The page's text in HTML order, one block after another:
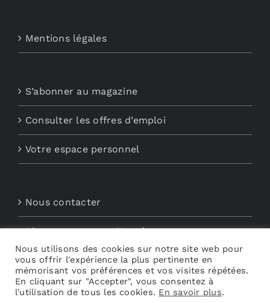
Mentions légales
S’abonner au magazine
Consulter les offres d’emploi
Votre espace personnel
Nous contacter
Abonnements aux Newsletters
Découvrez My Audio
Nous utilisons des cookies sur notre site web pour
vous offrir l'expérience la plus pertinente en
mémorisant vos préférences et vos visites répétées.
En cliquant sur "Accepter", vous consentez à
l'utilisation de tous les cookies. En savoir plus.